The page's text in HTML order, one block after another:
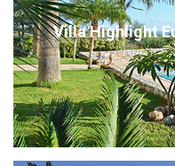
Villa Highlight